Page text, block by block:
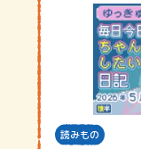
読みもの